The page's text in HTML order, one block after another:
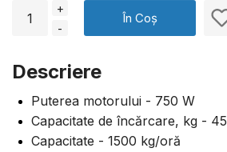
+
-
În Coș
Descriere
Puterea motorului - 750 W
Capacitate de încărcare, kg - 45
Capacitate - 1500 kg/oră